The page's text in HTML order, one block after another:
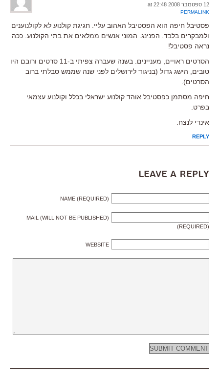
12 ספטמבר 2008 at 22:48
PERMALINK
פסטיבל חיפה הוא הפסטיבל האהוב עליי. חגיגת קולנוע לא לקולנוענים
ולמבקרים בלבד. הפנינג. המוני אנשים ממלאים את בתי הקולנוע. ככה
נראה פסטיבל!
הסרטים ראויים, מעניינים. בשנה שעברה צפיתי ב-11 סרטים ורובם היו
טובים, הישג גדול (בניגוד לירושלים לפני שנה שממש סבלתי ברוב
הסרטים).
חיפה מסתמן כפסטיבל אוהד קולנוע ישראלי בכלל וקולנוע עצמאי
בפרט.
אינדי לנצח.
REPLY
Leave a Reply
NAME (REQUIRED)
MAIL (WILL NOT BE PUBLISHED)
(REQUIRED)
WEBSITE